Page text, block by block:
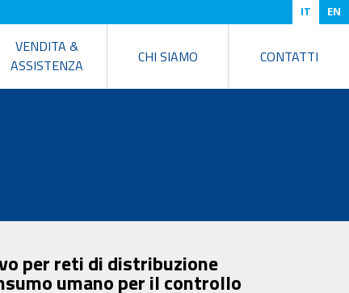
IT EN
VENDITA &
ASSISTENZA
CHI SIAMO CONTATTI
per reti di distribuzione
umano per il controllo